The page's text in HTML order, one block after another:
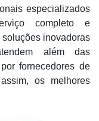
especializados
completo e
inovadoras
além das
fornecedores de
os melhores